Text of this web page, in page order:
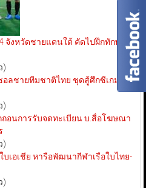
งหวัดชายแดนใต้ คัดไปฝึกทักษะ
)
ลชายทีมชาติไทย ชุดสู้ศึกซีเกมส์
)
กถอนการรับจดทะเบียน บ.สื่อโฆษณา
)
บเอเชีย หารือพัฒนากีฬาเรือใบไทย-
)